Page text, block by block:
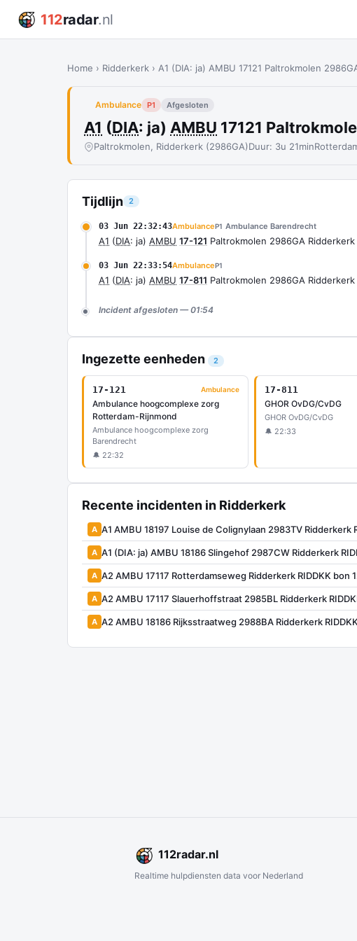
112radar.nl
Home › Ridderkerk › A1 (DIA: ja) AMBU 17121 Paltrokmolen
Ambulance P1 Afgesloten
A1 (DIA: ja) AMBU 17121
Paltrokmolen, Ridderkerk (2986GA)Duur: 3u 21min
Tijdlijn 2
03 Jun 22:32:43AmbulanceP1 Ambulance Barendrecht
A1 (DIA: ja) AMBU 17-121 Paltrokmolen 2986GA Ridderkerk
03 Jun 22:33:54AmbulanceP1
A1 (DIA: ja) AMBU 17-811 Paltrokmolen 2986GA Ridderkerk
Incident afgesloten — 01:54
Ingezette eenheden 2
17-121 Ambulance
Ambulance hoogcomplexe zorg
Rotterdam-Rijnmond
Ambulance hoogcomplexe zorg
Barendrecht
🔔 22:32
17-811
GHOR OvDG/CvDG
GHOR OvDG/CvDG
🔔 22:33
Recente incidenten in Ridderkerk
A A1 AMBU 18197 Louise de Colignylaan 2983TV Ridderkerk
A A1 (DIA: ja) AMBU 18186 Slingehof 2987CW Ridderkerk
A A2 AMBU 17117 Rotterdamseweg Ridderkerk RIDDKK bon
A A2 AMBU 17117 Slauerhoffstraat 2985BL Ridderkerk
A A2 AMBU 18186 Rijksstraatweg 2988BA Ridderkerk
112radar.nl
Realtime hulpdiensten data voor Nederland